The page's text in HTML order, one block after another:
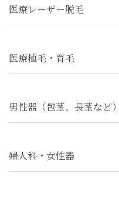
医療レーザー脱毛
医療植毛・育毛
男性器（包茎、長茎など）
婦人科・女性器